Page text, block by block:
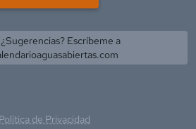
Escríbeme a
Política de Privacidad